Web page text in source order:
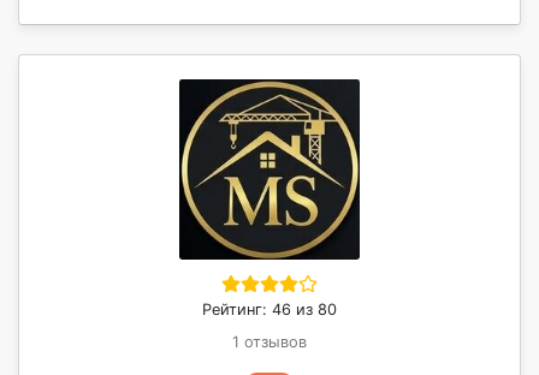
Рейтинг: 46 из 80
1 отзывов